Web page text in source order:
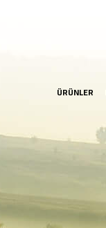
ÜRÜNLER